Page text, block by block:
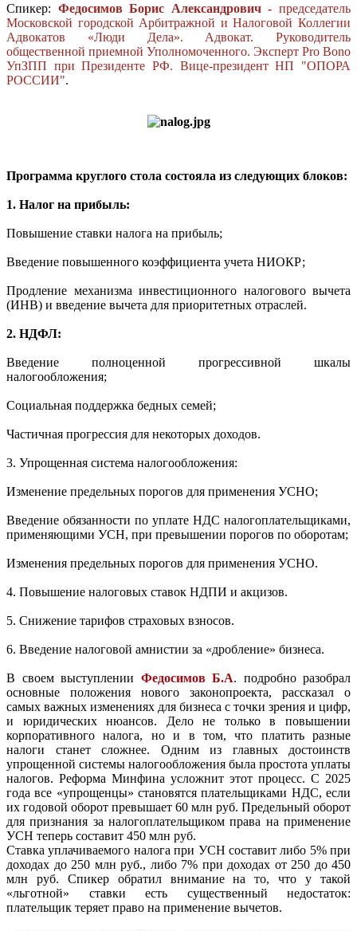
Спикер: Федосимов Борис Александрович -председатель
Московской городской Арбитражной и Налоговой Коллегии
Адвокатов «Люди Дела». Адвокат. Руководитель
общественной приемной Уполномоченного. Эксперт Pro Bono
УпЗПП при Президенте РФ. Вице-президент НП "ОПОРА
РОССИИ".
Программа круглого стола состояла из следующих блоков:
1. Налог на прибыль:
Повышение ставки налога на прибыль;
Введение повышенного коэффициента учета НИОКР;
Продление механизма инвестиционного налогового вычета
(ИНВ) и введение вычета для приоритетных отраслей.
2. НДФЛ:
Введение полноценной прогрессивной шкалы
налогообложения;
Социальная поддержка бедных семей;
Частичная прогрессия для некоторых доходов.
3. Упрощенная система налогообложения:
Изменение предельных порогов для применения УСНО;
Введение обязанности по уплате НДС налогоплательщиками,
применяющими УСН, при превышении порогов по оборотам;
Изменения предельных порогов для применения УСНО.
4. Повышение налоговых ставок НДПИ и акцизов.
5. Снижение тарифов страховых взносов.
6. Введение налоговой амнистии за «дробление» бизнеса.
В своем выступлении Федосимов Б.А. подробно разобрал
основные положения нового законопроекта, рассказал о
самых важных изменениях для бизнеса с точки зрения и цифр,
и юридических нюансов. Дело не только в повышении
корпоративного налога, но и в том, что платить разные
налоги станет сложнее. Одним из главных достоинств
упрощенной системы налогообложения была простота уплаты
налогов. Реформа Минфина усложнит этот процесс. С 2025
года все «упрощенцы» становятся плательщиками НДС, если
их годовой оборот превышает 60 млн руб. Предельный оборот
для признания за налогоплательщиком права на применение
УСН теперь составит 450 млн руб.
Ставка уплачиваемого налога при УСН составит либо 5% при
доходах до 250 млн руб., либо 7% при доходах от 250 до 450
млн руб. Спикер обратил внимание на то, что у такой
«льготной» ставки есть существенный недостаток:
плательщик теряет право на применение вычетов.